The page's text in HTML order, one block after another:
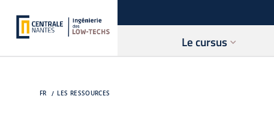
Le cursus
FR LES RESSOURCES